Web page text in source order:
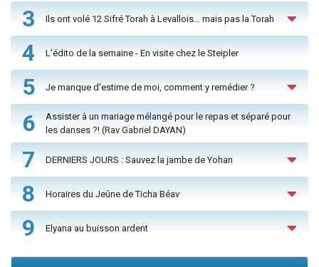
3 Ils ont volé 12 Sifré Torah à Levallois… mais pas la Torah
4 L'édito de la semaine - En visite chez le Steipler
5 Je manque d'estime de moi, comment y remédier ?
6
Assister à un mariage mélangé pour le repas et séparé pour
les danses ?! (Rav Gabriel DAYAN)
7 DERNIERS JOURS : Sauvez la jambe de Yohan
8 Horaires du Jeûne de Ticha Béav
9 Elyana au buisson ardent